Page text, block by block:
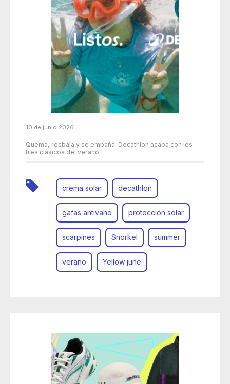
10 de junio 2026
Quema, resbala y se empaña: Decathlon acaba con los
tres clásicos del verano
crema solar decathlon
gafas antivaho protección solar
scarpines Snorkel summer
verano Yellow june